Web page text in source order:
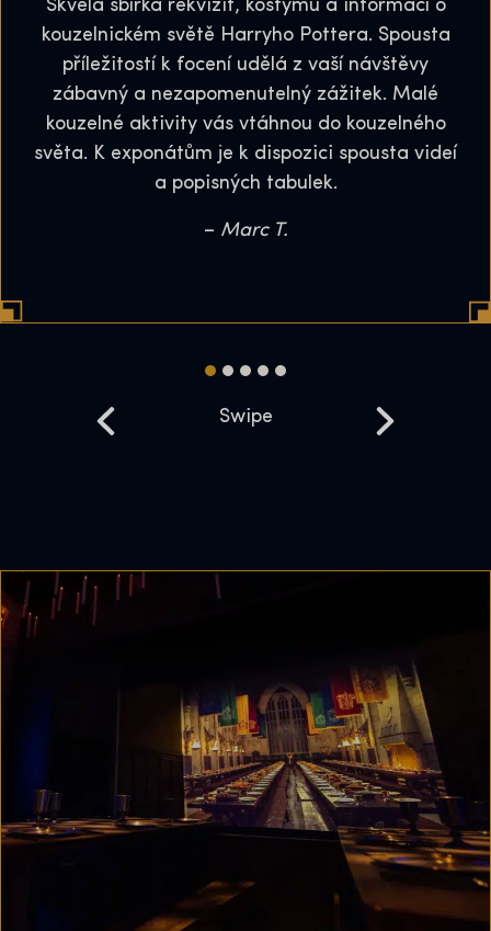
Skvělá sbírka rekvizit, kostýmů a informací o
kouzelnickém světě Harryho Pottera. Spousta
příležitostí k focení udělá z vaší návštěvy
zábavný a nezapomenutelný zážitek. Malé
kouzelné aktivity vás vtáhnou do kouzelného
světa. K exponátům je k dispozici spousta videí
a popisných tabulek.
– Marc T.